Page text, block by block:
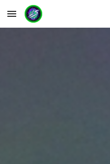
Skip to main content